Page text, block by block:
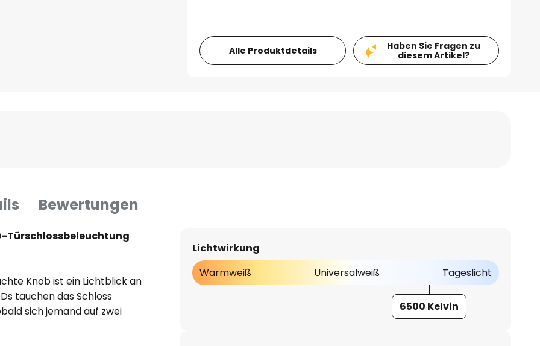
Alle Produktdetails
Haben Sie Fragen zu
diesem Artikel?
Bewertungen
Türschlossbeleuchtung
Knob ist ein Lichtblick an
tauchen das Schloss
sich jemand auf zwei
dem Schlüsselloch gehört
Lichtwirkung
Warmweiß
Universalweiß Tageslicht
6500 Kelvin